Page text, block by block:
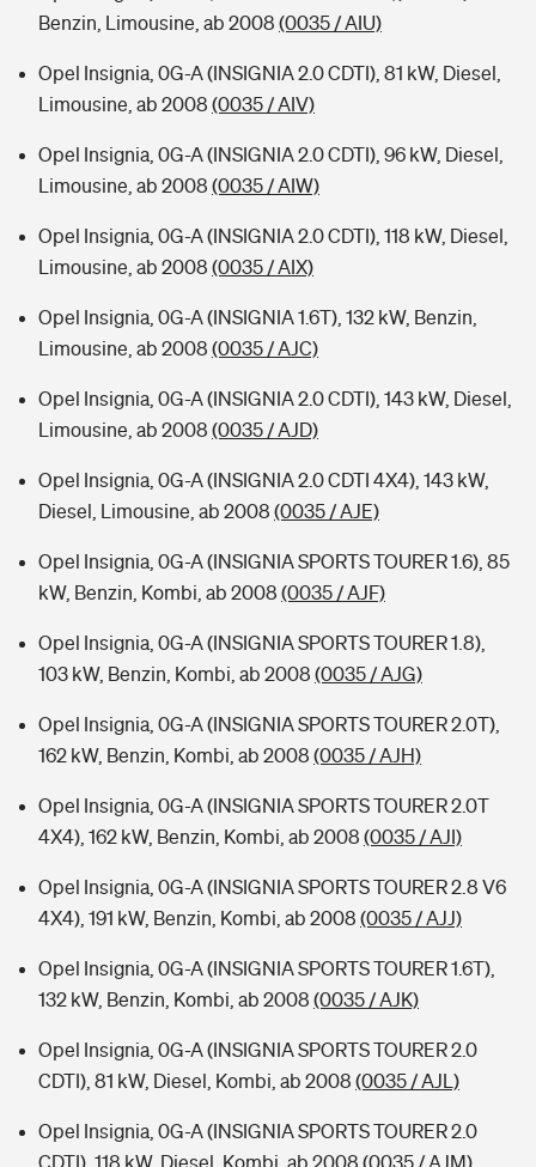
Sie haben Fragen?
Benzin, Limousine, ab 2008 (0035 / AIU)
Opel Insignia, 0G-A (INSIGNIA 2.0 CDTI), 81 kW, Diesel,
Limousine, ab 2008 (0035 / AIV)
Opel Insignia, 0G-A (INSIGNIA 2.0 CDTI), 96 kW, Diesel,
Limousine, ab 2008 (0035 / AIW)
Opel Insignia, 0G-A (INSIGNIA 2.0 CDTI), 118 kW, Diesel,
Limousine, ab 2008 (0035 / AIX)
Opel Insignia, 0G-A (INSIGNIA 1.6T), 132 kW, Benzin,
Limousine, ab 2008 (0035 / AJC)
Opel Insignia, 0G-A (INSIGNIA 2.0 CDTI), 143 kW, Diesel,
Limousine, ab 2008 (0035 / AJD)
Opel Insignia, 0G-A (INSIGNIA 2.0 CDTI 4X4), 143 kW,
Diesel, Limousine, ab 2008 (0035 / AJE)
Opel Insignia, 0G-A (INSIGNIA SPORTS TOURER 1.6), 85
kW, Benzin, Kombi, ab 2008 (0035 / AJF)
Opel Insignia, 0G-A (INSIGNIA SPORTS TOURER 1.8),
103 kW, Benzin, Kombi, ab 2008 (0035 / AJG)
Opel Insignia, 0G-A (INSIGNIA SPORTS TOURER 2.0T),
162 kW, Benzin, Kombi, ab 2008 (0035 / AJH)
Opel Insignia, 0G-A (INSIGNIA SPORTS TOURER 2.0T
4X4), 162 kW, Benzin, Kombi, ab 2008 (0035 / AJI)
Opel Insignia, 0G-A (INSIGNIA SPORTS TOURER 2.8 V6
4X4), 191 kW, Benzin, Kombi, ab 2008 (0035 / AJJ)
Opel Insignia, 0G-A (INSIGNIA SPORTS TOURER 1.6T),
132 kW, Benzin, Kombi, ab 2008 (0035 / AJK)
Opel Insignia, 0G-A (INSIGNIA SPORTS TOURER 2.0
CDTI), 81 kW, Diesel, Kombi, ab 2008 (0035 / AJL)
Opel Insignia, 0G-A (INSIGNIA SPORTS TOURER 2.0
CDTI), 118 kW, Diesel, Kombi, ab 2008 (0035 / AJM)